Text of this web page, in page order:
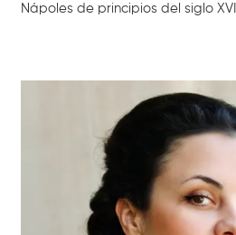
Nápoles de principios del siglo XVIII